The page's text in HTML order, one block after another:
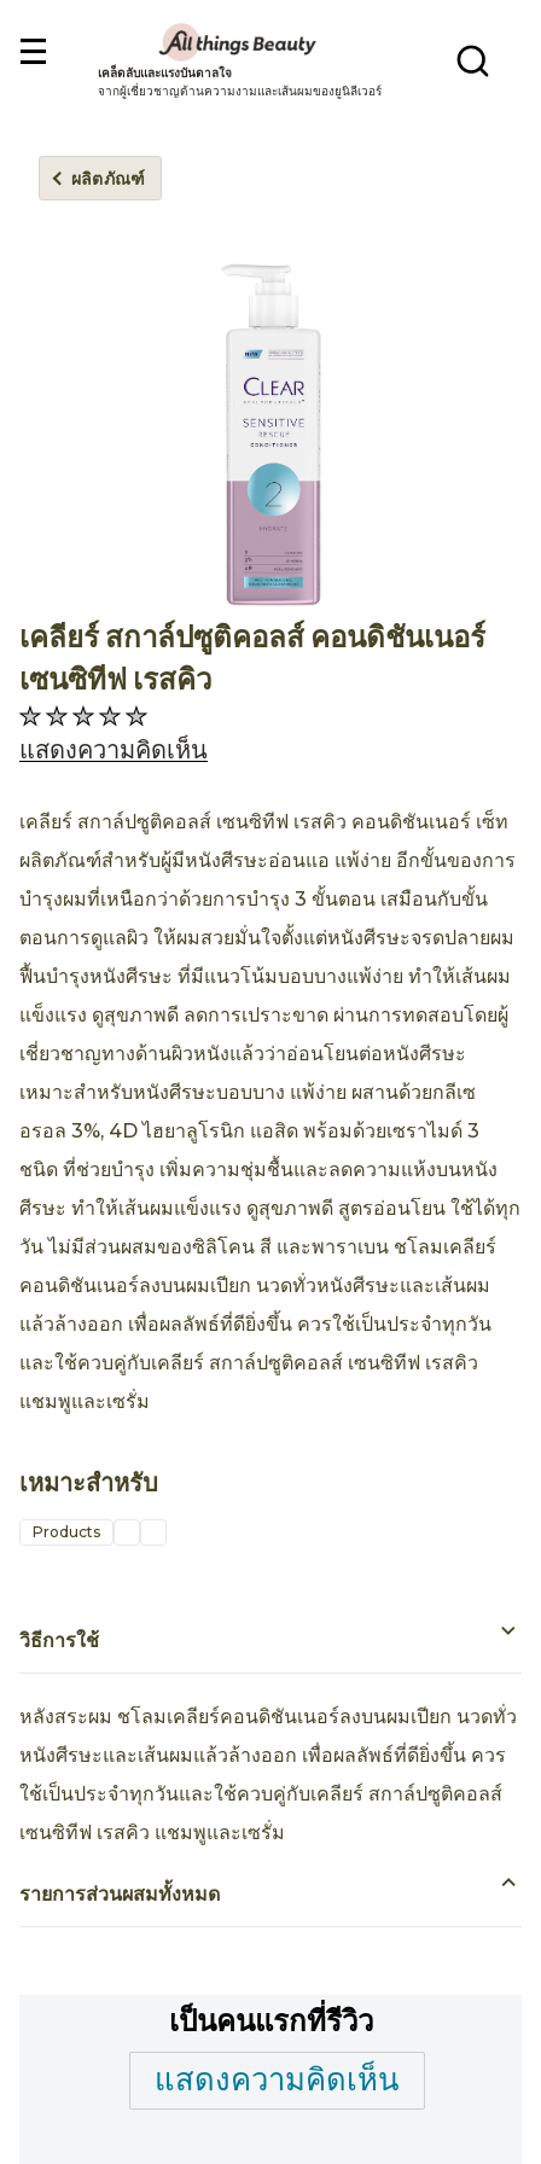
เคล็ดลับและแรงบันดาลใจ
จากผู้เชี่ยวชาญด้านความงามและเส้นผมของยูนิลีเวอร์
ผลิตภัณฑ์
เคลียร์ สกาล์ปซูติคอลส์ คอนดิชันเนอร์
เซนซิทีฟ เรสคิว
ไม่มี
การ
คะแนน
product
นี้
แสดงความคิดเห็น
เคลียร์ สกาล์ปซูติคอลส์ เซนซิทีฟ เรสคิว คอนดิชันเนอร์ เซ็ท
ผลิตภัณฑ์สำหรับผู้มีหนังศีรษะอ่อนแอ แพ้ง่าย อีกขั้นของการ
บำรุงผมที่เหนือกว่าด้วยการบำรุง 3 ขั้นตอน เสมือนกับขั้น
ตอนการดูแลผิว ให้ผมสวยมั่นใจตั้งแต่หนังศีรษะจรดปลายผม
ฟื้นบำรุงหนังศีรษะ ที่มีแนวโน้มบอบบางแพ้ง่าย ทำให้เส้นผม
แข็งแรง ดูสุขภาพดี ลดการเปราะขาด ผ่านการทดสอบโดยผู้
เชี่ยวชาญทางด้านผิวหนังแล้วว่าอ่อนโยนต่อหนังศีรษะ
เหมาะสำหรับหนังศีรษะบอบบาง แพ้ง่าย ผสานด้วยกลีเซ
อรอล 3%, 4D ไฮยาลูโรนิก แอสิด พร้อมด้วยเซราไมด์ 3
ชนิด ที่ช่วยบำรุง เพิ่มความชุ่มชื้นและลดความแห้งบนหนัง
ศีรษะ ทำให้เส้นผมแข็งแรง ดูสุขภาพดี สูตรอ่อนโยน ใช้ได้ทุก
วัน ไม่มีส่วนผสมของซิลิโคน สี และพาราเบน ชโลมเคลียร์
คอนดิชันเนอร์ลงบนผมเปียก นวดทั่วหนังศีรษะและเส้นผม
แล้วล้างออก เพื่อผลลัพธ์ที่ดียิ่งขึ้น ควรใช้เป็นประจำทุกวัน
และใช้ควบคู่กับเคลียร์ สกาล์ปซูติคอลส์ เซนซิทีฟ เรสคิว
แชมพูและเซรั่ม
เหมาะสำหรับ
Products
วิธีการใช้
หลังสระผม ชโลมเคลียร์คอนดิชันเนอร์ลงบนผมเปียก นวดทั่ว
หนังศีรษะและเส้นผมแล้วล้างออก เพื่อผลลัพธ์ที่ดียิ่งขึ้น ควร
ใช้เป็นประจำทุกวันและใช้ควบคู่กับเคลียร์ สกาล์ปซูติคอลส์
เซนซิทีฟ เรสคิว แชมพูและเซรั่ม
รายการส่วนผสมทั้งหมด
เป็นคนแรกที่รีวิว
แสดงความคิดเห็น